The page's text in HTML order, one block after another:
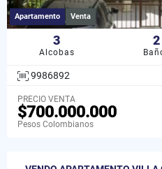
Apartamento Venta
3
Alcobas
2
9986892
PRECIO VENTA
$700.000.000
Pesos Colombianos